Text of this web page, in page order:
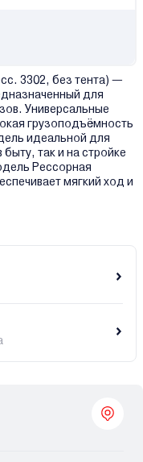
3302, без тента) —
для
Универсальные
грузоподъёмность
идеальной для
так и на стройке
Рессорная
мягкий ход и